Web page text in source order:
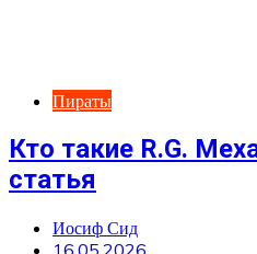
Пираты
Кто такие R.G.
статья
Иосиф Сид
16.05.2026